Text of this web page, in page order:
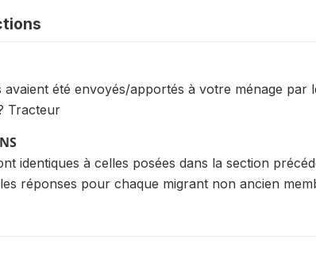
avaient été envoyés/apportés à votre ménage
Tracteur
identiques à celles posées dans la section
réponses pour chaque migrant non ancien